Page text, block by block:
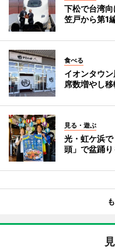
下松で台湾
笠戸から第1
食べる
イオンタウ
席数増やし移
見る・遊ぶ
光・虹ケ浜
頭」で盆踊り